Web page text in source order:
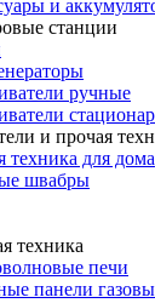
и
станции
ручные
и прочая
техника для дома
швабры
техника
печи
панели